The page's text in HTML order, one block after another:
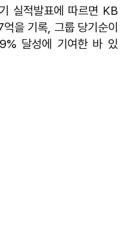
실적발표에 따르면 KB
을 기록, 그룹 당기순이
달성에 기여한 바 있